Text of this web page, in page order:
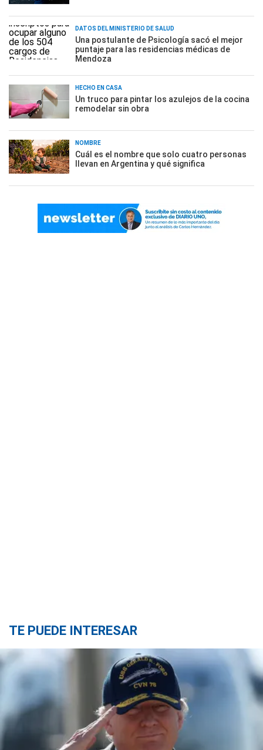
DATOS DEL MINISTERIO DE SALUD
Una postulante de Psicología sacó el mejor
puntaje para las residencias médicas de
Mendoza
HECHO EN CASA
Un truco para pintar los azulejos de la cocina
remodelar sin obra
NOMBRE
Cuál es el nombre que solo cuatro personas
llevan en Argentina y qué significa
TE PUEDE INTERESAR